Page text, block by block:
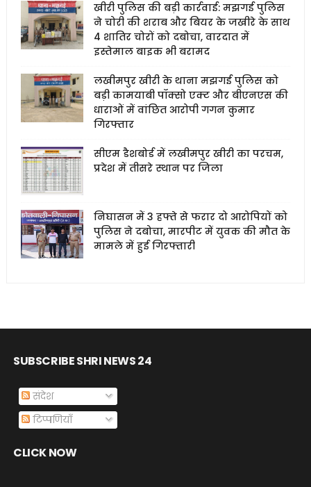
खीरी पुलिस की बड़ी कार्रवाई: मझगई पुलिस
ने चोरी की शराब और बियर के जखीरे के साथ
4 शातिर चोरों को दबोचा, वारदात में
इस्तेमाल बाइक भी बरामद
लखीमपुर खीरी के थाना मझगई पुलिस को
बड़ी कामयाबी पॉक्सो एक्ट और बीएनएस की
धाराओं में वांछित आरोपी गगन कुमार
गिरफ्तार
सीएम डैशबोर्ड में लखीमपुर खीरी का परचम,
प्रदेश में तीसरे स्थान पर जिला
निघासन में 3 हफ्ते से फरार दो आरोपियों को
पुलिस ने दबोचा, मारपीट में युवक की मौत के
मामले में हुई गिरफ्तारी
SUBSCRIBE SHRI NEWS 24
संदेश
टिप्पणियाँ
CLICK NOW